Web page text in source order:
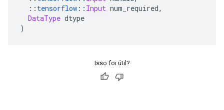
:: tensorflow :: Input num_required,
DataType dtype
)
Isso foi útil?